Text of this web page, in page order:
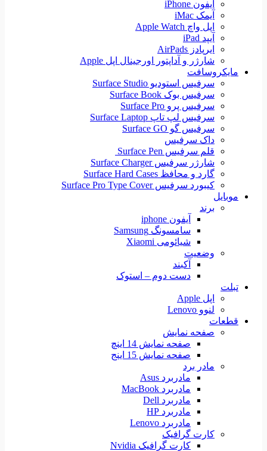
آیفون iPhone
آیمک iMac
اپل واچ Apple Watch
آیپد iPad
ایرپادز AirPads
شارژر و آداپتور اورجینال اپل Apple
مایکروسافت
سرفیس استودیو Surface Studio
سرفیس بوک Surface Book
سرفیس پرو Surface Pro
سرفیس لپ تاپ Surface Laptop
سرفیس گو Surface GO
داک سرفیس
قلم سرفیس Surface Pen
شارژر سرفیس Surface Charger
گارد و محافظ Surface Hard Cases
کیبورد سرفیس Surface Pro Type Cover
موبایل
برند
آیفون iphone
سامسونگ Samsung
شیائومی Xiaomi
وضعیت
آکبند
دست دوم – استوک
تبلت
اپل Apple
لنوو Lenovo
قطعات
صفحه نمایش
صفحه نمایش 14 اینچ
صفحه نمایش 15 اینج
مادر برد
مادربرد Asus
مادربرد MacBook
مادربرد Dell
مادربرد HP
مادربرد Lenovo
کارت گرافیک
کارت گرافیک Nvidia